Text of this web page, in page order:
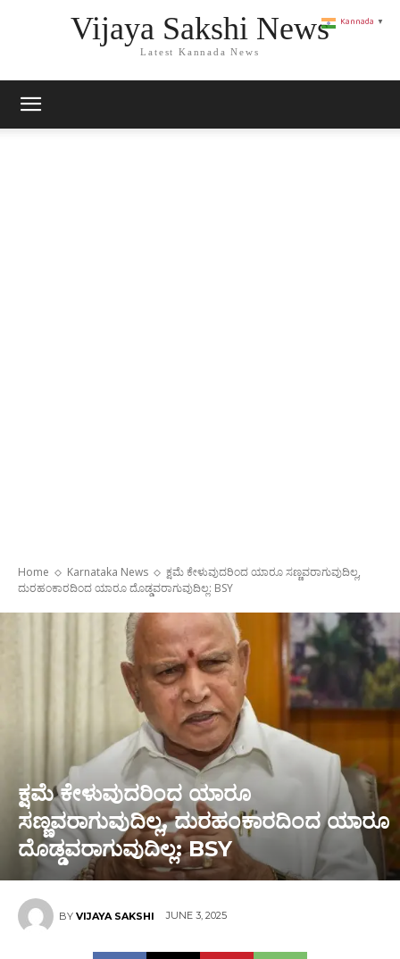
Vijaya Sakshi News
Latest Kannada News
Home Karnataka News
ಕ್ಷಮೆ ಕೇಳುವುದರಿಂದ ಯಾರೂ ಸಣ್ಣವರಾಗುವುದಿಲ್ಲ,
ದುರಹಂಕಾರದಿಂದ ಯಾರೂ ದೊಡ್ಡವರಾಗುವುದಿಲ್ಲ: BSY
ಕ್ಷಮೆ ಕೇಳುವುದರಿಂದ ಯಾರೂ
ಸಣ್ಣವರಾಗುವುದಿಲ್ಲ, ದುರಹಂಕಾರದಿಂದ ಯಾರೂ
ದೊಡ್ಡವರಾಗುವುದಿಲ್ಲ: BSY
BY VIJAYA SAKSHI JUNE 3, 2025
Kannada ▼